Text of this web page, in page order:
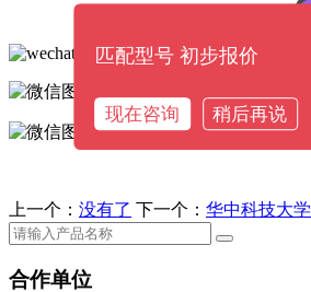
上一个： 没有了 下一个： 华中科技大学
合作单位
匹配型号 初步报价
现在咨询 稍后再说